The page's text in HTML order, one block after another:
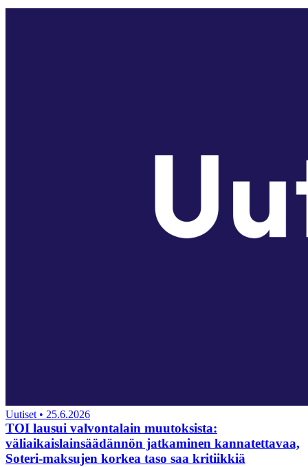
Uutiset • 25.6.2026
TOI lausui valvontalain muutoksista:
väliaikaislainsäädännön jatkaminen kannatettavaa,
Soteri-maksujen korkea taso saa kritiikkiä